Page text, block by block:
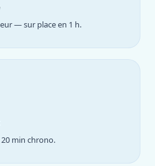
— sur place en 1 h.
min chrono.